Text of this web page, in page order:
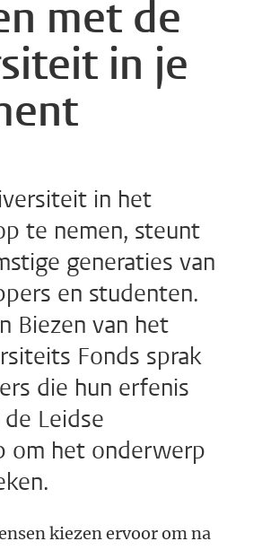
met de
in je
in het
te nemen, steunt
generaties van
en studenten.
Biezen van het
Fonds sprak
die hun erfenis
Leidse
om het onderwerp
kiezen ervoor om na